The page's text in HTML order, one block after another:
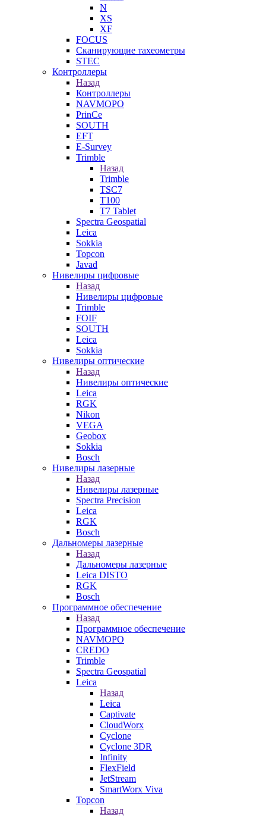
N
XS
XF
FOCUS
Сканирующие тахеометры
STEC
Контроллеры
Назад
Контроллеры
NAVMOPO
PrinCe
SOUTH
EFT
E-Survey
Trimble
Назад
Trimble
TSC7
T100
T7 Tablet
Spectra Geospatial
Leica
Sokkia
Topcon
Javad
Нивелиры цифровые
Назад
Нивелиры цифровые
Trimble
FOIF
SOUTH
Leica
Sokkia
Нивелиры оптические
Назад
Нивелиры оптические
Leica
RGK
Nikon
VEGA
Geobox
Sokkia
Bosch
Нивелиры лазерные
Назад
Нивелиры лазерные
Spectra Precision
Leica
RGK
Bosch
Дальномеры лазерные
Назад
Дальномеры лазерные
Leica DISTO
RGK
Bosch
Программное обеспечение
Назад
Программное обеспечение
NAVMOPO
CREDO
Trimble
Spectra Geospatial
Leica
Назад
Leica
Captivate
CloudWorx
Cyclone
Cyclone 3DR
Infinity
FlexField
JetStream
SmartWorx Viva
Topcon
Назад